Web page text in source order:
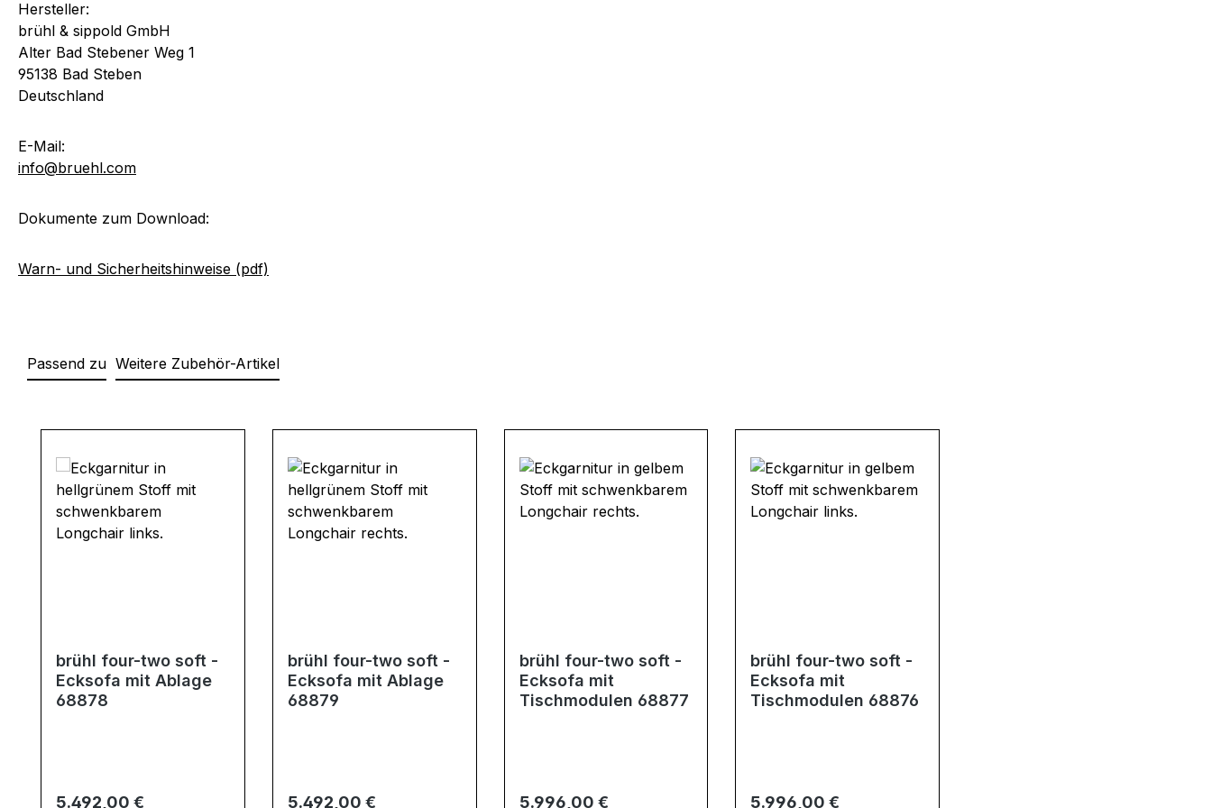
Hersteller:
brühl & sippold GmbH
Alter Bad Stebener Weg 1
95138 Bad Steben
Deutschland
E-Mail:
info@bruehl.com
Dokumente zum Download:
Warn- und Sicherheitshinweise (pdf)
Passend zu Weitere Zubehör-Artikel
brühl four-two soft -
Ecksofa mit Ablage
68878
Regulärer Preis:
5.492,00 €
brühl four-two soft -
Ecksofa mit Ablage
68879
Regulärer Preis:
5.492,00 €
brühl four-two soft -
Ecksofa mit
Tischmodulen 68877
Regulärer Preis:
5.996,00 €
brühl four-two soft -
Ecksofa mit
Tischmodulen 68876
Regulärer Preis:
5.996,00 €